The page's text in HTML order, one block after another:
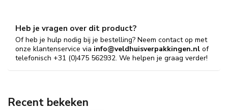
Heb je vragen over dit product?
Of heb je hulp nodig bij je bestelling? Neem contact op met
onze klantenservice via info@veldhuisverpakkingen.nl of
telefonisch +31 (0)475 562932. We helpen je graag verder!
Recent bekeken